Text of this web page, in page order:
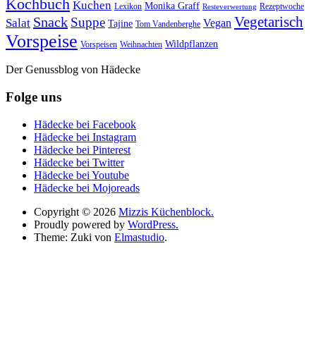
Kochbuch Kuchen Lexikon Monika Graff Resteverwertung Rezeptwoche
Salat Snack Suppe Tajine Tom Vandenberghe Vegan Vegetarisch
Vorspeise Vorspeisen Weihnachten Wildpflanzen
Der Genussblog von Hädecke
Folge uns
Hädecke bei Facebook
Hädecke bei Instagram
Hädecke bei Pinterest
Hädecke bei Twitter
Hädecke bei Youtube
Hädecke bei Mojoreads
Copyright © 2026 Mizzis Küchenblock.
Proudly powered by WordPress.
Theme: Zuki von Elmastudio.